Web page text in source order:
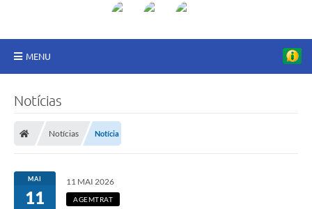
MENU
LICITAÇÕES E CONTRATOS
Secretarias
Leis e Decretos
Notícias
Notícias Notícia
MAI
11
11 MAI 2026
AGEMTRAT